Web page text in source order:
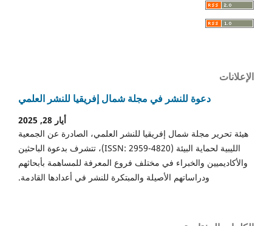
الإعلانات
دعوة للنشر في مجلة شمال إفريقيا للنشر العلمي
أيار 28, 2025
هيئة تحرير مجلة شمال إفريقيا للنشر العلمي، الصادرة عن الجمعية
الليبية لحماية البيئة (ISSN: 2959-4820)، تتشرف بدعوة الباحثين
والأكاديميين والخبراء في مختلف فروع المعرفة للمساهمة بأبحاثهم
ودراساتهم الأصيلة والمبتكرة للنشر في أعدادها القادمة.